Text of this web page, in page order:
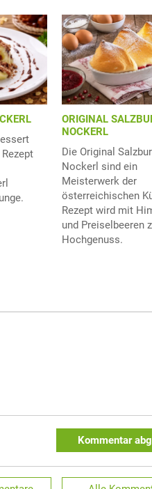
ORIGINAL
NOCKERL
Die Original
Nockerl sind ein
Meisterwerk der
österreichischen
Rezept wird mit
und Preiselbeeren
Hochgenuss.
Kommentar